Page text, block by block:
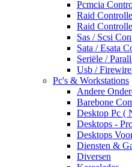
Pcmcia
Raid
Raid
Sas / Scsi
Sata / Esata
Seriële /
Usb /
Pc's & Workstations
Andere
Barebone
Desktop Pc (
Desktops -
Desktops
Diensten &
Diversen